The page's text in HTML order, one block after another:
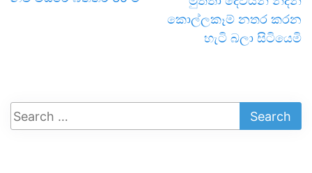
කොල්ලකෑම් නතර කරන
හැටි බලා සිටියෙමි